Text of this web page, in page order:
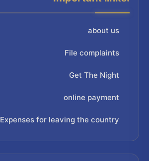
about us
File complaints
Get The Night
online payment
Expenses for leaving the country